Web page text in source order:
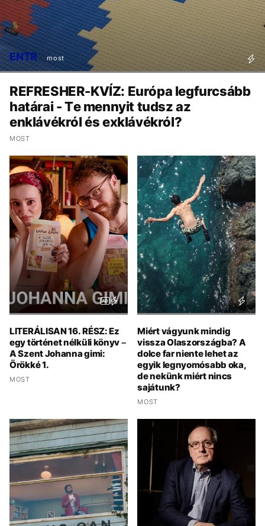
ENTR most
REFRESHER-KVÍZ: Európa legfurcsább
határai - Te mennyit tudsz az
enklávékról és exklávékról?
MOST
LITERÁLISAN 16. RÉSZ: Ez
egy történet nélküli könyv –
A Szent Johanna gimi:
Örökké 1.
MOST
Miért vágyunk mindig
vissza Olaszországba? A
dolce far niente lehet az
egyik legnyomósabb oka,
de nekünk miért nincs
sajátunk?
MOST